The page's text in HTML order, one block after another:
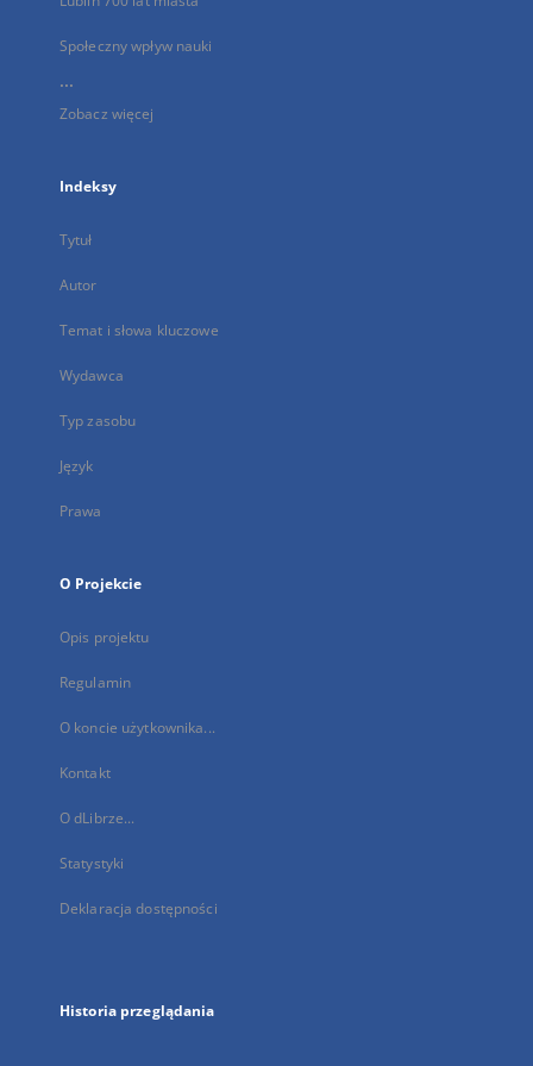
Społeczny wpływ nauki
...
Zobacz więcej
Indeksy
Tytuł
Autor
Temat i słowa kluczowe
Wydawca
Typ zasobu
Język
Prawa
O Projekcie
Opis projektu
Regulamin
O koncie użytkownika...
Kontakt
O dLibrze...
Statystyki
Deklaracja dostępności
Historia przeglądania